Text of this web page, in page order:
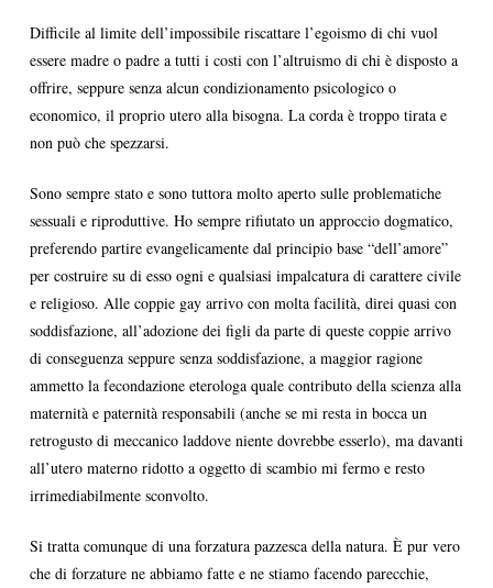
Difficile al limite dell’impossibile riscattare l’egoismo di chi vuol
essere madre o padre a tutti i costi con l’altruismo di chi è disposto a
offrire, seppure senza alcun condizionamento psicologico o
economico, il proprio utero alla bisogna. La corda è troppo tirata e
non può che spezzarsi.
Sono sempre stato e sono tuttora molto aperto sulle problematiche
sessuali e riproduttive. Ho sempre rifiutato un approccio dogmatico,
preferendo partire evangelicamente dal principio base “dell’amore”
per costruire su di esso ogni e qualsiasi impalcatura di carattere civile
e religioso. Alle coppie gay arrivo con molta facilità, direi quasi con
soddisfazione, all’adozione dei figli da parte di queste coppie arrivo
di conseguenza seppure senza soddisfazione, a maggior ragione
ammetto la fecondazione eterologa quale contributo della scienza alla
maternità e paternità responsabili (anche se mi resta in bocca un
retrogusto di meccanico laddove niente dovrebbe esserlo), ma davanti
all’utero materno ridotto a oggetto di scambio mi fermo e resto
irrimediabilmente sconvolto.
Si tratta comunque di una forzatura pazzesca della natura. È pur vero
che di forzature ne abbiamo fatte e ne stiamo facendo parecchie,